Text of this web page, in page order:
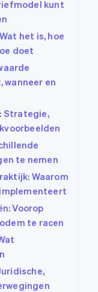
kunt
het is, hoe
doet
wanneer en
Strategie,
te nemen
Waarom
Voorop
te racen